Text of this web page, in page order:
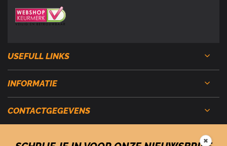
USEFULL LINKS
INFORMATIE
CONTACTGEGEVENS
✖